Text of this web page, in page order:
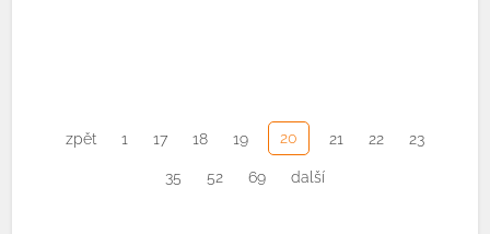
zpět 1 17 18 19 20 21 22 23
35 52 69 další